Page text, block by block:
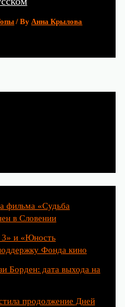
/ ByАнна Крылова
фильма «Судьба
в Словении
3» и «Юность
Фонда кино
Борден: дата выхода на
продолжение Дней